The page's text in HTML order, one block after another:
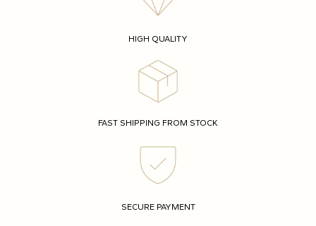
HIGH QUALITY
FAST SHIPPING FROM STOCK
SECURE PAYMENT